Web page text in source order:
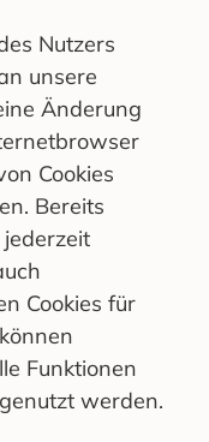
Nutzers
unsere
Änderung
Cookies
Bereits
Cookies für
Funktionen
werden.